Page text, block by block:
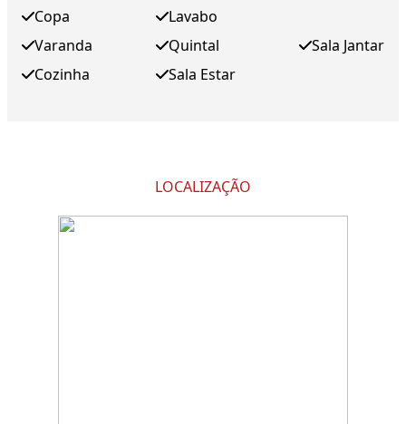
Copa
Varanda
Cozinha
Lavabo
Quintal
Sala Estar
Sala Jantar
LOCALIZAÇÃO